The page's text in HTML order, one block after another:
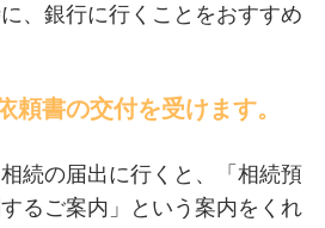
、銀行に行くことをおすすめ
頼書の交付を受けます。
続の届出に行くと、「相続預
るご案内」という案内をくれ